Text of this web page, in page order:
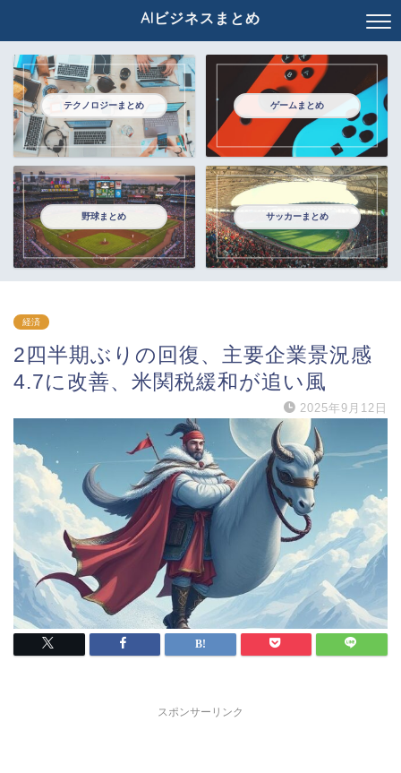
AIビジネスまとめ
テクノロジーまとめ ゲームまとめ
野球まとめ サッカーまとめ
経済
2四半期ぶりの回復、主要企業景況感
4.7に改善、米関税緩和が追い風
2025年9月12日
スポンサーリンク